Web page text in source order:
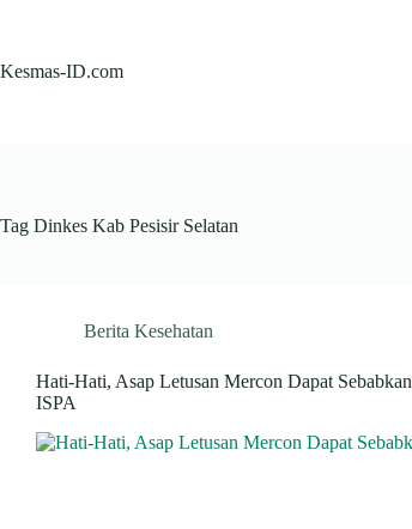
Kesmas-ID.com
Tag Dinkes Kab Pesisir Selatan
Berita Kesehatan
Hati-Hati, Asap Letusan Mercon Dapat Sebabkan
ISPA